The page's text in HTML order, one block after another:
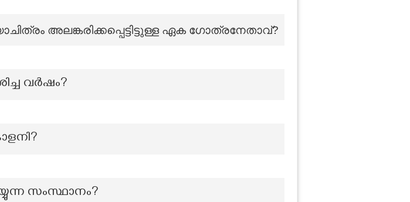
അലങ്കരിക്കപ്പെട്ടിട്ടുള്ള ഏക ഗോത്രനേതാവ്?
വർഷം?
സംസ്ഥാനം?